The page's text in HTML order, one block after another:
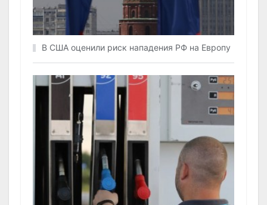
В США оценили риск нападения РФ на Европу